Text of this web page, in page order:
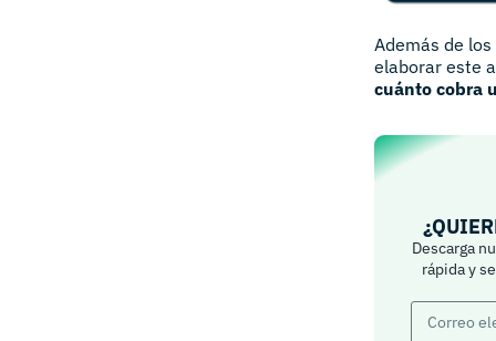
Además de
elaborar este
cuánto cobra
Descarga
rápida y